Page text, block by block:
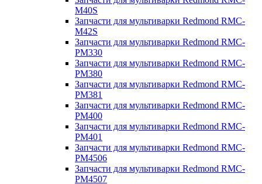
M40S
Запчасти для мультиварки Redmond RMC-
M42S
Запчасти для мультиварки Redmond RMC-
PM330
Запчасти для мультиварки Redmond RMC-
PM380
Запчасти для мультиварки Redmond RMC-
PM381
Запчасти для мультиварки Redmond RMC-
PM400
Запчасти для мультиварки Redmond RMC-
PM401
Запчасти для мультиварки Redmond RMC-
PM4506
Запчасти для мультиварки Redmond RMC-
PM4507